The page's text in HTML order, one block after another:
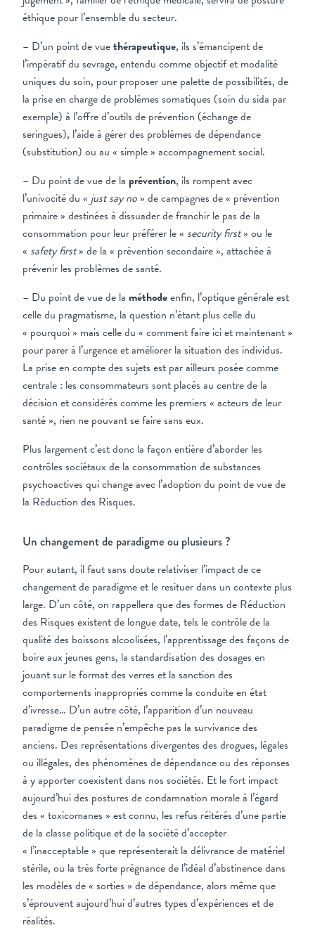
éthique pour l’ensemble du secteur.
– D’un point de vuethérapeutique, ils s’émancipent de
l’impératif du sevrage, entendu comme objectif et modalité
uniques du soin, pour proposer une palette de possibilités, de
la prise en charge de problèmes somatiques (soin du sida par
exemple) à l’offre d’outils de prévention (échange de
seringues), l’aide à gérer des problèmes de dépendance
(substitution) ou au « simple » accompagnement social.
– Du point de vue de la prévention, ils rompent avec
l’univocité du « just say no » de campagnes de « prévention
primaire » destinées à dissuader de franchir le pas de la
consommation pour leur préférer le « security first» ou le
« safety first» de la « prévention secondaire », attachée à
prévenir les problèmes de santé.
– Du point de vue de la méthodeenfin, l’optique générale est
celle du pragmatisme, la question n’étant plus celle du
« pourquoi » mais celle du « comment faire ici et maintenant »
pour parer à l’urgence et améliorer la situation des individus.
La prise en compte des sujets est par ailleurs posée comme
centrale : les consommateurs sont placés au centre de la
décision et considérés comme les premiers « acteurs de leur
santé », rien ne pouvant se faire sans eux.
Plus largement c’est donc la façon entière d’aborder les
contrôles sociétaux de la consommation de substances
psychoactives qui change avec l’adoption du point de vue de
la Réduction des Risques.
Un changement de paradigme ou plusieurs ?
Pour autant, il faut sans doute relativiser l’impact de ce
changement de paradigme et le resituer dans un contexte plus
large. D’un côté, on rappellera que des formes de Réduction
des Risques existent de longue date, tels le contrôle de la
qualité des boissons alcoolisées, l’apprentissage des façons de
boire aux jeunes gens, la standardisation des dosages en
jouant sur le format des verres et la sanction des
comportements inappropriés comme la conduite en état
d’ivresse… D’un autre côté, l’apparition d’un nouveau
paradigme de pensée n’empêche pas la survivance des
anciens. Des représentations divergentes des drogues, légales
ou illégales, des phénomènes de dépendance ou des réponses
à y apporter coexistent dans nos sociétés. Et le fort impact
aujourd’hui des postures de condamnation morale à l’égard
des « toxicomanes » est connu, les refus réitérés d’une partie
de la classe politique et de la société d’accepter
« l’inacceptable » que représenterait la délivrance de matériel
stérile, ou la très forte prégnance de l’idéal d’abstinence dans
les modèles de « sorties » de dépendance, alors même que
s’éprouvent aujourd’hui d’autres types d’expériences et de
réalités.